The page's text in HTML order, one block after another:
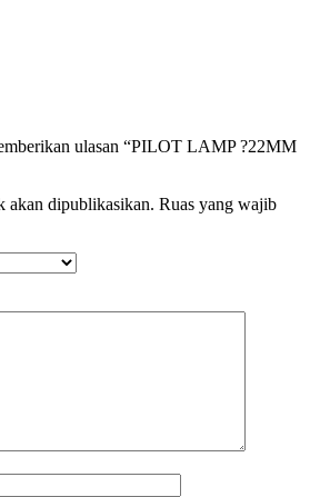
ulasan “PILOT LAMP ?22MM
akan dipublikasikan. Ruas yang wajib